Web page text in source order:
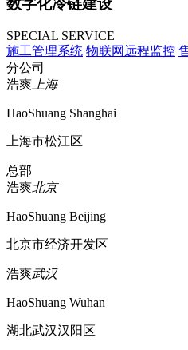
SPECIAL SERVICE
施工管理系统 物联网远程监控
分公司
浩爽上海
HaoShuang Shanghai
上海市松江区
总部
浩爽北京
HaoShuang Beijing
北京市经济开发区
浩爽武汉
HaoShuang Wuhan
湖北武汉汉阳区